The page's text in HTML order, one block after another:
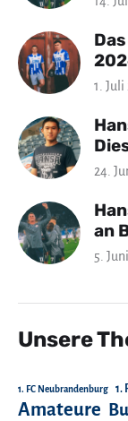
1. Juli
24.
an
5.
Unsere
1. FC Neubrandenburg 1.
Amateure